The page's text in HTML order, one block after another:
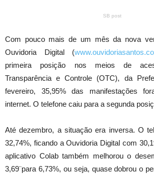
SB post
Com pouco mais de um mês da nova
Ouvidoria Digital (
primeira posição nos meios de
Transparência e Controle (OTC), da
fevereiro, 35,95% das manifestações
internet. O telefone caiu para a segunda
Até dezembro, a situação era inversa. O
32,74%, ficando a Ouvidoria Digital com
aplicativo Colab também melhorou o
3,69¨para 6,73%, ou seja, quase dobrou o